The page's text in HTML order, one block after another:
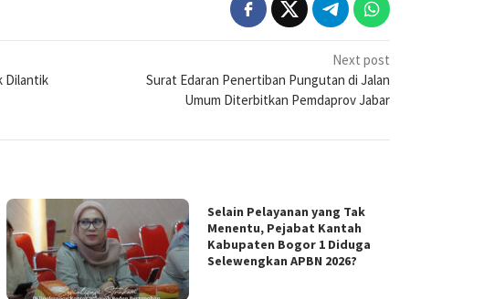
Dilantik
Next post
Surat Edaran Penertiban Pungutan di Jalan
Umum Diterbitkan Pemdaprov Jabar
Selain Pelayanan yang Tak
Menentu, Pejabat Kantah
Kabupaten Bogor 1 Diduga
Selewengkan APBN 2026?